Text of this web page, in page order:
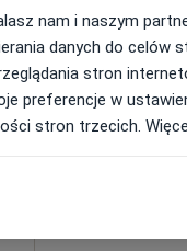
8 Sie
nam i naszym
danych do celów
stron
preferencje w
stron trzecich.